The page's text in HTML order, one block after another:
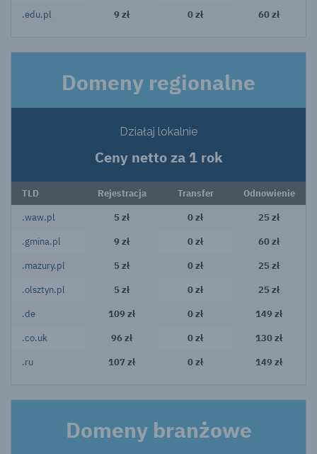
.edu.pl 9 zł 0 zł 60 zł
Domeny regionalne
Działaj lokalnie
Ceny netto za 1 rok
TLD Rejestracja Transfer Odnowienie
.waw.pl 5 zł 0 zł 25 zł
.gmina.pl 9 zł 0 zł 60 zł
.mazury.pl 5 zł 0 zł 25 zł
.olsztyn.pl 5 zł 0 zł 25 zł
.de 109 zł 0 zł 149 zł
.co.uk 96 zł 0 zł 130 zł
.ru 107 zł 0 zł 149 zł
Domeny branżowe